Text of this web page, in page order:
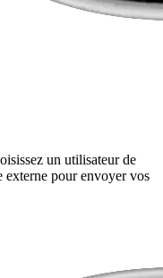
un utilisateur de
pour envoyer vos